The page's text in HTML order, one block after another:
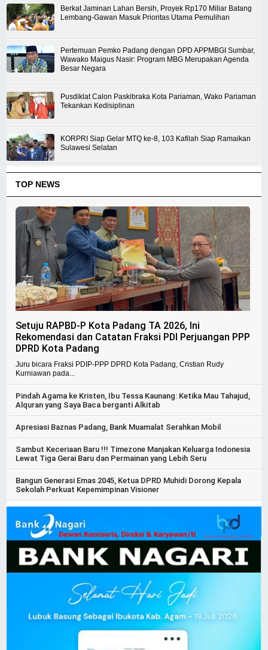
Berkat Jaminan Lahan Bersih, Proyek Rp170 Miliar Batang
Lembang-Gawan Masuk Prioritas Utama Pemulihan
Pertemuan Pemko Padang dengan DPD APPMBGI Sumbar,
Wawako Maigus Nasir: Program MBG Merupakan Agenda
Besar Negara
Pusdiklat Calon Paskibraka Kota Pariaman, Wako Pariaman
Tekankan Kedisiplinan
KORPRI Siap Gelar MTQ ke-8, 103 Kafilah Siap Ramaikan
Sulawesi Selatan
TOP NEWS
Setuju RAPBD-P Kota Padang TA 2026, Ini
Rekomendasi dan Catatan Fraksi PDI Perjuangan PPP
DPRD Kota Padang
Juru bicara Fraksi PDIP-PPP DPRD Kota Padang, Cristian Rudy
Kurniawan pada...
Pindah Agama ke Kristen, Ibu Tessa Kaunang: Ketika Mau Tahajud,
Alquran yang Saya Baca berganti Alkitab
Apresiasi Baznas Padang, Bank Muamalat Serahkan Mobil
Sambut Keceriaan Baru !!! Timezone Manjakan Keluarga Indonesia
Lewat Tiga Gerai Baru dan Permainan yang Lebih Seru
Bangun Generasi Emas 2045, Ketua DPRD Muhidi Dorong Kepala
Sekolah Perkuat Kepemimpinan Visioner